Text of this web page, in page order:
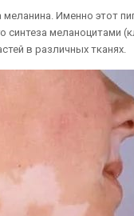
Именно этот
синтеза меланоцитами
в различных тканях.